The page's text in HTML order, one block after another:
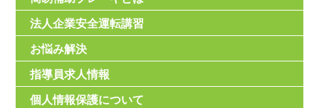
法人企業安全運転講習
お悩み解決
指導員求人情報
個人情報保護について